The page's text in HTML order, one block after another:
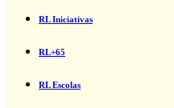
RL Iniciativas
RL+65
RL Escolas